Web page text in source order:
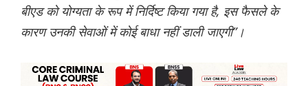
बीएड को योग्यता के रूप में निर्दिष्ट किया गया है, इस फैसले के
कारण उनकी सेवाओं में कोई बाधा नहीं डाली जाएगी”।